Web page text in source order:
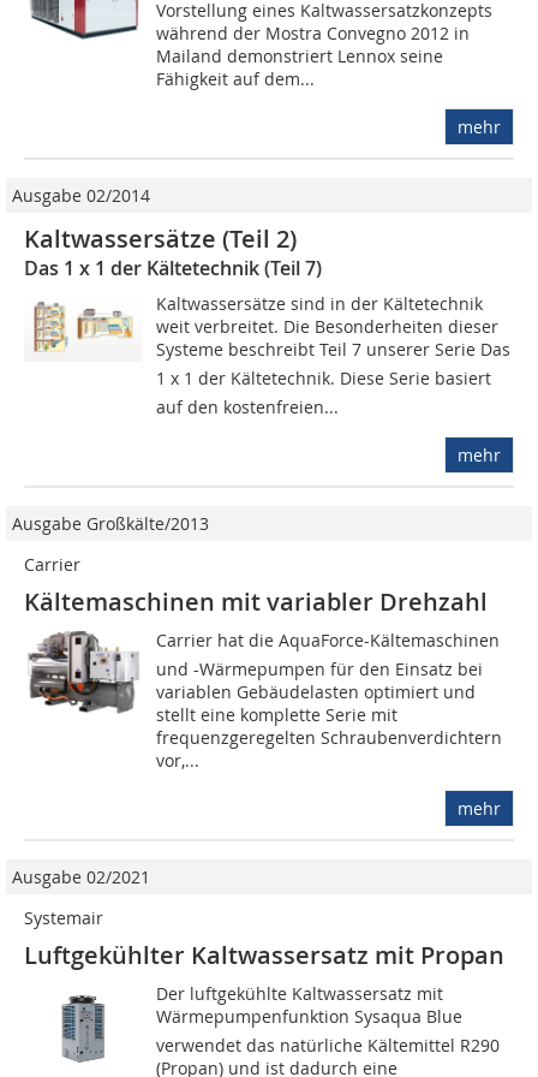
Vorstellung eines Kaltwassersatzkonzepts
während der Mostra Convegno 2012 in
Mailand demonstriert Lennox seine
Fähigkeit auf dem...
mehr
Ausgabe 02/2014
Kaltwassersätze (Teil 2)
Das 1 x 1 der Kältetechnik (Teil 7)
Kaltwassersätze sind in der Kältetechnik
weit verbreitet. Die Besonderheiten dieser
Systeme beschreibt Teil 7 unserer Serie Das
1 x 1 der Kältetechnik. Diese Serie basiert
auf den kostenfreien...
mehr
Ausgabe Großkälte/2013
Carrier
Kältemaschinen mit variabler Drehzahl
Carrier hat die AquaForce-Kältemaschinen
und -Wärmepumpen für den Einsatz bei
variablen Gebäudelasten optimiert und
stellt eine komplette Serie mit
frequenzgeregelten Schraubenverdichtern
vor,...
mehr
Ausgabe 02/2021
Systemair
Luftgekühlter Kaltwassersatz mit Propan
Der luftgekühlte Kaltwassersatz mit
Wärmepumpenfunktion Sysaqua Blue
verwendet das natürliche Kältemittel R290
(Propan) und ist dadurch eine